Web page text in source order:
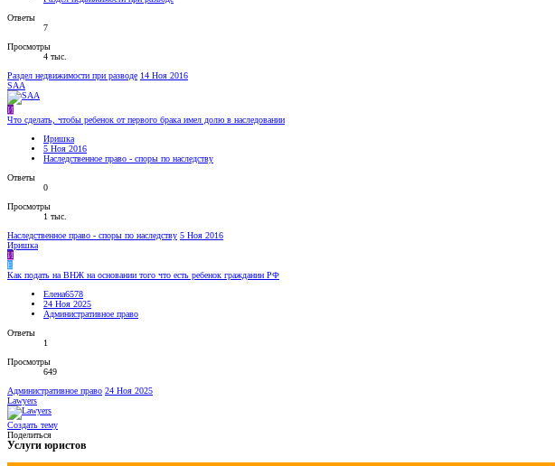
Ответы
7
Просмотры
4 тыс.
Раздел недвижимости при разводе 14 Ноя 2016
SAA
И
Что сделать, чтобы ребенок от первого брака имел долю в наследовании
Иришка
5 Ноя 2016
Наследственное право - споры по наследству
Ответы
0
Просмотры
1 тыс.
Наследственное право - споры по наследству 5 Ноя 2016
Иришка
И
Е
Как подать на ВНЖ на основании того что есть ребенок гражданин РФ
Елена6578
24 Ноя 2025
Административное право
Ответы
1
Просмотры
649
Административное право 24 Ноя 2025
Lawyers
Создать тему
Поделиться
Услуги юристов